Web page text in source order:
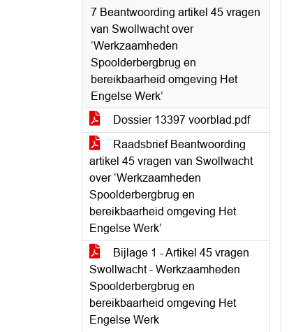
7 Beantwoording artikel 45 vragen
van Swollwacht over
‘Werkzaamheden
Spoolderbergbrug en
bereikbaarheid omgeving Het
Engelse Werk’
Dossier 13397 voorblad.pdf
Raadsbrief Beantwoording
artikel 45 vragen van Swollwacht
over ‘Werkzaamheden
Spoolderbergbrug en
bereikbaarheid omgeving Het
Engelse Werk’
Bijlage 1 - Artikel 45 vragen
Swollwacht - Werkzaamheden
Spoolderbergbrug en
bereikbaarheid omgeving Het
Engelse Werk